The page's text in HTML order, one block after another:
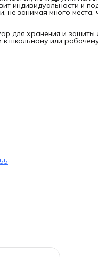
https://
catalog/
индивидуальности и
не занимая много места,
для хранения и
школьному или